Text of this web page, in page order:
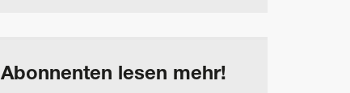
Abonnenten lesen mehr!